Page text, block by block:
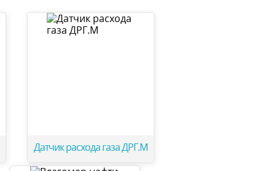
Датчик расхода газа ДРГ.М